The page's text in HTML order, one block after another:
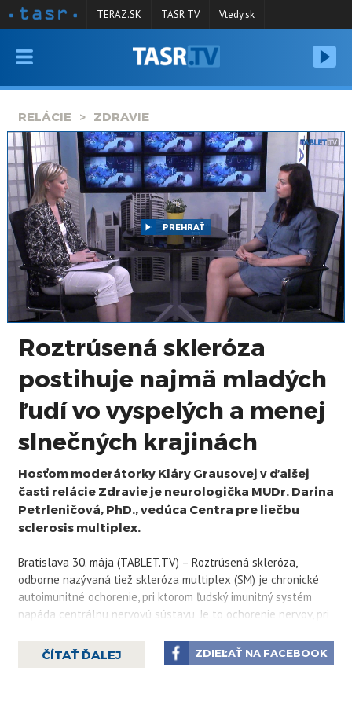
VYSIELANIE
SPRAVODAJSTVO
KONTAKT
ARCHÍV
TERAZ.SK TASR TV Vtedy.sk
RELÁCIE ZDRAVIE
PREHRAŤ
Roztrúsená skleróza
postihuje najmä mladých
ľudí vo vyspelých a menej
slnečných krajinách
Hosťom moderátorky Kláry Grausovej v ďalšej
časti relácie Zdravie je neurologička MUDr. Darina
Petrleničová, PhD., vedúca Centra pre liečbu
sclerosis multiplex.
Bratislava 30. mája (TABLET.TV) – Roztrúsená skleróza,
odborne nazývaná tiež skleróza multiplex (SM) je chronické
autoimunitné ochorenie, pri ktorom ľudský imunitný systém
napáda centrálnu nervovú sústavu. Je to ochorenie nervov, pri
svete trpí týmto ochorením približne 2,5 milióna ľudí.
Najčastejšie sa prejavuje u mladých vo veku od 20 do 40
ČÍTAŤ ĎALEJ ZDIEĽAŤ NA FACEBOOK